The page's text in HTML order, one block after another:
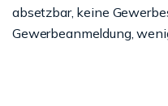
absetzbar, keine
Gewerbeanmeldung,